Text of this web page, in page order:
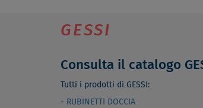
GESSI
Consulta il catalogo
Tutti i prodotti di GESSI:
- RUBINETTI DOCCIA